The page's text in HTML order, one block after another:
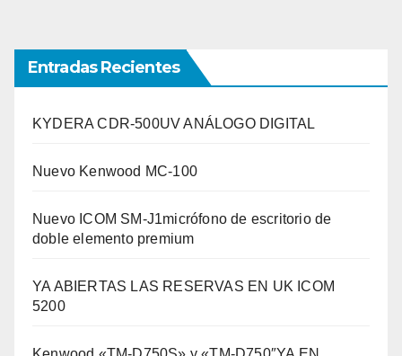
Entradas Recientes
KYDERA CDR-500UV ANÁLOGO DIGITAL
Nuevo Kenwood MC-100
Nuevo ICOM SM-J1micrófono de escritorio de
doble elemento premium
YA ABIERTAS LAS RESERVAS EN UK ICOM
5200